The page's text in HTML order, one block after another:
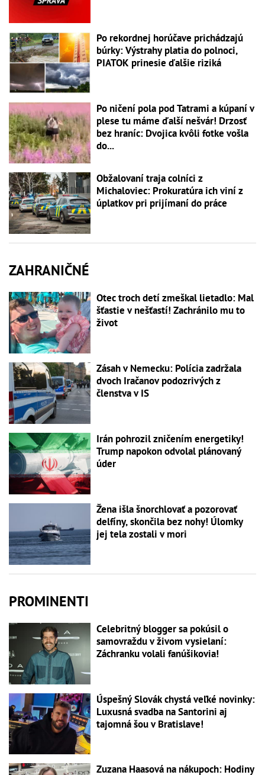
Po rekordnej horúčave prichádzajú
búrky: Výstrahy platia do polnoci,
PIATOK prinesie ďalšie riziká
Po ničení pola pod Tatrami a kúpaní v
plese tu máme ďalší nešvár! Drzosť
bez hraníc: Dvojica kvôli fotke vošla
do...
Obžalovaní traja colníci z
Michaloviec: Prokuratúra ich viní z
úplatkov pri prijímaní do práce
ZAHRANIČNÉ
Otec troch detí zmeškal lietadlo: Mal
šťastie v nešťastí! Zachránilo mu to
život
Zásah v Nemecku: Polícia zadržala
dvoch Iračanov podozrivých z
členstva v IS
Irán pohrozil zničením energetiky!
Trump napokon odvolal plánovaný
úder
Žena išla šnorchlovať a pozorovať
delfíny, skončila bez nohy! Úlomky
jej tela zostali v mori
PROMINENTI
Celebritný blogger sa pokúsil o
samovraždu v živom vysielaní:
Záchranku volali fanúšikovia!
Úspešný Slovák chystá veľké novinky:
Luxusná svadba na Santorini aj
tajomná šou v Bratislave!
Zuzana Haasová na nákupoch: Hodiny